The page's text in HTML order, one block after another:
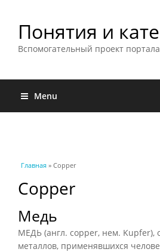
Понятия и
Вспомогательный проект
Menu
Вы здесь
Главная » Copper
Copper
Медь
МЕДЬ (англ. copper, нем. Kupfer),
металлов, применявшихся